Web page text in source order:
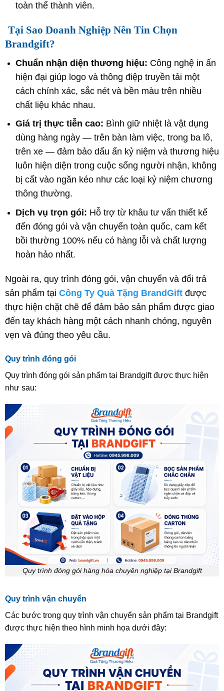
toàn thể thành viên.
Tại Sao Doanh Nghiệp Nên Tin Chọn
Brandgift?
Chuẩn nhận diện thương hiệu: Công nghệ in ấn
hiện đại giúp logo và thông điệp truyền tải một
cách chính xác, sắc nét và bền màu trên nhiều
chất liệu khác nhau.
Giá trị thực tiễn cao: Bình giữ nhiệt là vật dụng
dùng hàng ngày — trên bàn làm việc, trong ba lô,
trên xe — đảm bảo dấu ấn kỷ niệm và thương hiệu
luôn hiện diện trong cuộc sống người nhận, không
bị cất vào ngăn kéo như các loại kỷ niệm chương
thông thường.
Dịch vụ trọn gói: Hỗ trợ từ khâu tư vấn thiết kế
đến đóng gói và vận chuyển toàn quốc, cam kết
bồi thường 100% nếu có hàng lỗi và chất lượng
hoàn hảo nhất.
Ngoài ra, quy trình đóng gói, vận chuyển và đổi trả
sản phẩm tại Công Ty Quà Tặng BrandGiftđược
thực hiện chặt chẽ để đảm bảo sản phẩm được giao
đến tay khách hàng một cách nhanh chóng, nguyên
vẹn và đúng theo yêu cầu.
Quy trình đóng gói
Quy trình đóng gói sản phẩm tại Brandgift được thực hiện
như sau:
Quy trình đóng gói hàng hóa chuyên nghiệp tại Brandgift
Quy trình vận chuyển
Các bước trong quy trình vận chuyển sản phẩm tại Brandgift
được thực hiện theo hình minh họa dưới đây: